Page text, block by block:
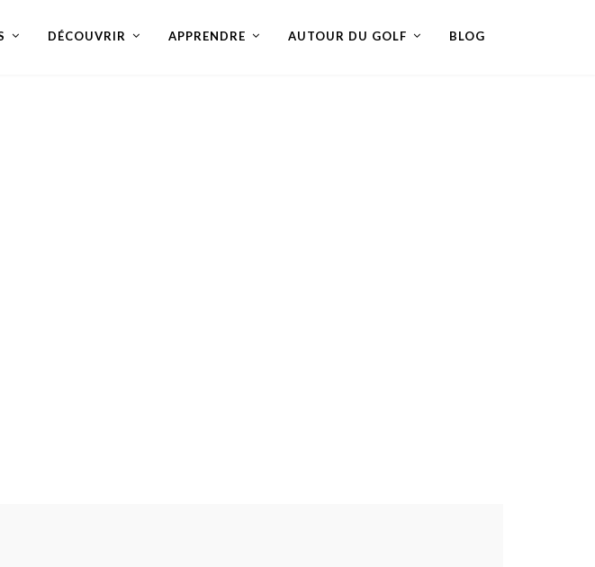
DÉCOUVRIR APPRENDRE AUTOUR DU GOLF BLOG